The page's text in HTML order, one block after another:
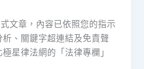
文章，內容已依照您的指示
、關鍵字超連結及免責聲
星律法網的「法律專欄」